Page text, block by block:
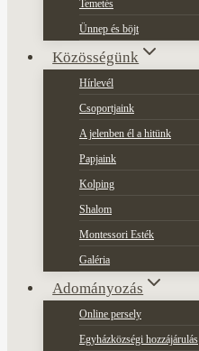
Temetés
Ünnep és böjt
Közösségünk
Hírlevél
Csoportjaink
A jelenben él a hitünk
Papjaink
Kolping
Shalom
Montessori Esték
Galéria
Adományozás
Online persely
Egyházközségi hozzájárulás